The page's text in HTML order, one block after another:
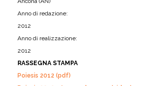
Anno di redazione:
2012
Anno di realizzazione:
2012
RASSEGNA STAMPA
Poiesis 2012 (pdf)